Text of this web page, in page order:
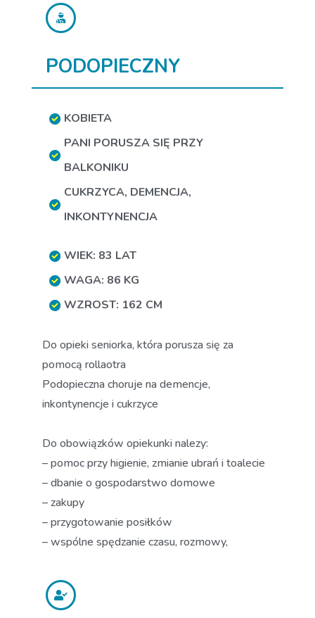
PODOPIECZNY
KOBIETA
PANI PORUSZA SIĘ PRZY
BALKONIKU
CUKRZYCA, DEMENCJA,
INKONTYNENCJA
WIEK: 83 LAT
WAGA: 86 KG
WZROST: 162 CM
Do opieki seniorka, która porusza się za
pomocą rollaotra
Podopieczna choruje na demencje,
inkontynencje i cukrzyce
Do obowiązków opiekunki nalezy:
– pomoc przy higienie, zmianie ubrań i toalecie
– dbanie o gospodarstwo domowe
– zakupy
– przygotowanie posiłków
– wspólne spędzanie czasu, rozmowy,